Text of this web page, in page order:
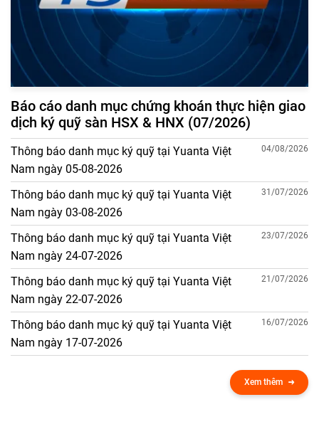
Báo cáo danh mục chứng khoán thực hiện giao
dịch ký quỹ sàn HSX & HNX (07/2026)
Thông báo danh mục ký quỹ tại Yuanta Việt
Nam ngày 05-08-2026
04/08/2026
Thông báo danh mục ký quỹ tại Yuanta Việt
Nam ngày 03-08-2026
31/07/2026
Thông báo danh mục ký quỹ tại Yuanta Việt
Nam ngày 24-07-2026
23/07/2026
Thông báo danh mục ký quỹ tại Yuanta Việt
Nam ngày 22-07-2026
21/07/2026
Thông báo danh mục ký quỹ tại Yuanta Việt
Nam ngày 17-07-2026
16/07/2026
Xem thêm